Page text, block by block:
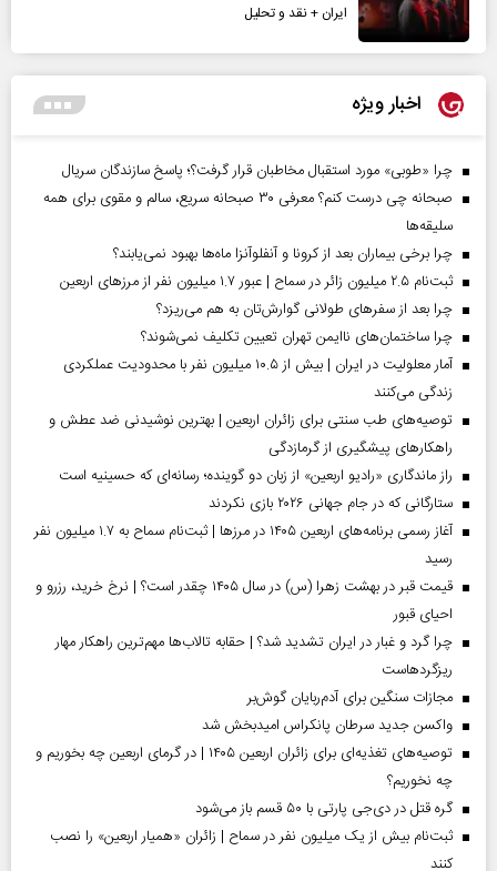
ایران + نقد و تحلیل
اخبار ویژه
چرا «طوبی» مورد استقبال مخاطبان قرار گرفت؟؛ پاسخ سازندگان سریال
صبحانه چی درست کنم؟ معرفی ۳۰ صبحانه سریع، سالم و مقوی برای همه
سلیقه‌ها
چرا برخی بیماران بعد از کرونا و آنفلوآنزا ماه‌ها بهبود نمی‌یابند؟
ثبت‌نام ۲.۵ میلیون زائر در سماح | عبور ۱.۷ میلیون نفر از مرز‌های اربعین
چرا بعد از سفرهای طولانی گوارش‌تان به هم می‌ریزد؟
چرا ساختمان‌های ناایمن تهران تعیین تکلیف نمی‌شوند؟
آمار معلولیت در ایران | بیش از ۱۰.۵ میلیون نفر با محدودیت عملکردی
زندگی می‌کنند
توصیه‌های طب سنتی برای زائران اربعین | بهترین نوشیدنی ضد عطش و
راهکارهای پیشگیری از گرمازدگی
راز ماندگاری «رادیو اربعین» از زبان دو گوینده؛ رسانه‌ای که حسینیه است
ستارگانی که در جام جهانی ۲۰۲۶ بازی نکردند
آغاز رسمی برنامه‌های اربعین ۱۴۰۵ در مرز‌ها | ثبت‌نام سماح به ۱.۷ میلیون نفر
رسید
قیمت قبر در بهشت زهرا (س) در سال ۱۴۰۵ چقدر است؟ | نرخ خرید، رزرو و
احیای قبور
چرا گرد و غبار در ایران تشدید شد؟ | حقابه تالاب‌ها مهم‌ترین راهکار مهار
ریزگردهاست
مجازات سنگین برای آدم‌ربایان گوش‌بر
واکسن جدید سرطان پانکراس امیدبخش شد
توصیه‌های تغذیه‌ای برای زائران اربعین ۱۴۰۵ | در گرمای اربعین چه بخوریم و
چه نخوریم؟
گره قتل در دی‌جی پارتی با ۵۰ قسم باز می‌شود
ثبت‌نام بیش از یک میلیون نفر در سماح | زائران «همیار اربعین» را نصب
کنند